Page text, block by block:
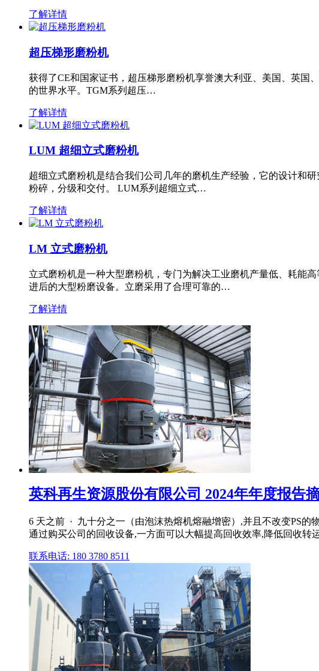
了解详情
超压梯形磨粉机
获得了CE和国家证书，超压梯形磨粉机享誉澳大利亚、美国、英国
的世界水平。TGM系列超压…
了解详情
LUM 超细立式磨粉机
超细立式磨粉机是结合我们公司几年的磨机生产经验，它的设计和
粉碎，分级和交付。 LUM系列超细立式…
了解详情
LM 立式磨粉机
立式磨粉机是一种大型磨粉机，专门为解决工业磨机产量低、耗能
进后的大型粉磨设备。立磨采用了合理可靠的…
了解详情
英科再生资源股份有限公司 2024年年度报告
6 天之前 · 九十分之一（由泡沫热熔机熔融增密）,并且不改变PS
通过购买公司的回收设备,一方面可以大幅提高回收效率,降低回收转
联系电话: 180 3780 8511